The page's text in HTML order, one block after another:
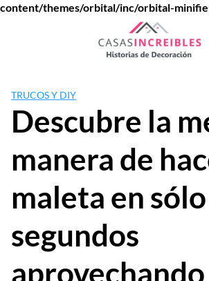
content/themes/orbital/inc/orbital-
TRUCOS Y DIY
Descubre la
manera de
maleta en
segundos
aprovechando